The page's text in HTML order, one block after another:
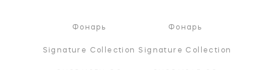
Фонарь
Signature Collection
Фонарь
Signature Collection